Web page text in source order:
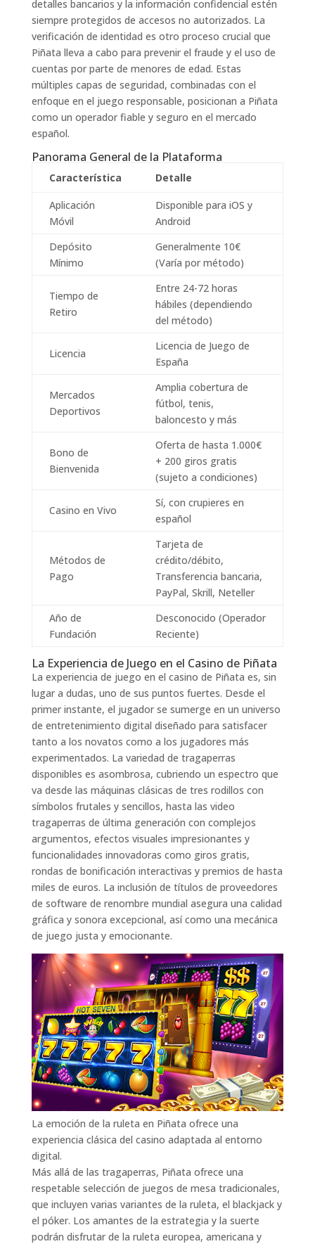
detalles bancarios y la información confidencial estén
siempre protegidos de accesos no autorizados. La
verificación de identidad es otro proceso crucial que
Piñata lleva a cabo para prevenir el fraude y el uso de
cuentas por parte de menores de edad. Estas
múltiples capas de seguridad, combinadas con el
enfoque en el juego responsable, posicionan a Piñata
como un operador fiable y seguro en el mercado
español.
Panorama General de la Plataforma
Característica Detalle
Aplicación
Móvil
Disponible para iOS y
Android
Depósito
Mínimo
Generalmente 10€
(Varía por método)
Tiempo de
Retiro
Entre 24-72 horas
hábiles (dependiendo
del método)
Licencia
Licencia de Juego de
España
Mercados
Deportivos
Amplia cobertura de
fútbol, tenis,
baloncesto y más
Bono de
Bienvenida
Oferta de hasta 1.000€
+ 200 giros gratis
(sujeto a condiciones)
Casino en Vivo
Sí, con crupieres en
español
Métodos de
Pago
Tarjeta de
crédito/débito,
Transferencia bancaria,
PayPal, Skrill, Neteller
Año de
Fundación
Desconocido (Operador
Reciente)
La Experiencia de Juego en el Casino de Piñata
La experiencia de juego en el casino de Piñata es, sin
lugar a dudas, uno de sus puntos fuertes. Desde el
primer instante, el jugador se sumerge en un universo
de entretenimiento digital diseñado para satisfacer
tanto a los novatos como a los jugadores más
experimentados. La variedad de tragaperras
disponibles es asombrosa, cubriendo un espectro que
va desde las máquinas clásicas de tres rodillos con
símbolos frutales y sencillos, hasta las video
tragaperras de última generación con complejos
argumentos, efectos visuales impresionantes y
funcionalidades innovadoras como giros gratis,
rondas de bonificación interactivas y premios de hasta
miles de euros. La inclusión de títulos de proveedores
de software de renombre mundial asegura una calidad
gráfica y sonora excepcional, así como una mecánica
de juego justa y emocionante.
La emoción de la ruleta en Piñata ofrece una
experiencia clásica del casino adaptada al entorno
digital.
Más allá de las tragaperras, Piñata ofrece una
respetable selección de juegos de mesa tradicionales,
que incluyen varias variantes de la ruleta, el blackjack y
el póker. Los amantes de la estrategia y la suerte
podrán disfrutar de la ruleta europea, americana y